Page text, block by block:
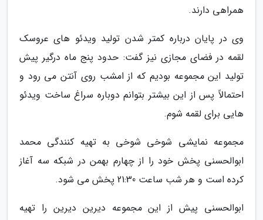
همراهی دارند.
وی در پایان درباره کمتر شدن تولید ویدئو های عروسک
لقمه در فضای مجازی نیز گفت: حدود پنج ماه درگیر پیش
تولید این مجموعه بودیم که از امشب روی آنتن می رود و
احتمالاً پس از این بیشتر بتوانم دوباره سراغ ساخت ویدئو
هایی برای لقمه شوم.
مجموعه نمایشی شوخی شوخی به تهیه کنندگی محمد
ابوالحسنی پخش خود را از چهارم بهمن در شبکه سه آغاز
کرده است و هر شب ساعت 21:30 پخش می شود.
ابوالحسنی پیش از این مجموعه دیرین دیرین را تهیه